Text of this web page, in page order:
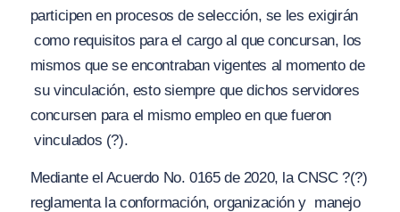
participen en procesos de selección, se les exigirán
como requisitos para el cargo al que concursan, los
mismos que se encontraban vigentes al momento de
su vinculación, esto siempre que dichos servidores
concursen para el mismo empleo en que fueron
vinculados (?).
Mediante el Acuerdo No. 0165 de 2020, la CNSC ?(?)
reglamenta la conformación, organización y manejo